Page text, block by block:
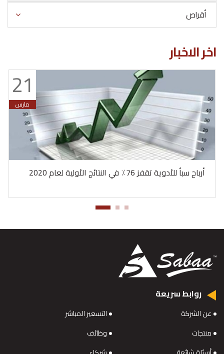
أقراص
اخر الاخبار
21
مارس
أرباح سبأ للأدوية تقفز 76٪ في النتائج الأولية لعام 2020
روابط سريعة
عن الشركة
التسعير المباشر
منتجات
وظائف